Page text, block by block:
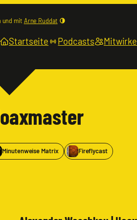
und mit Arne Ruddat
Startseite Podcasts
Minutenweise Matrix Fireflycast